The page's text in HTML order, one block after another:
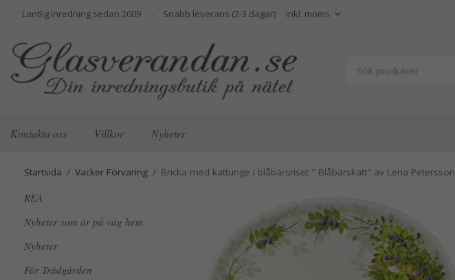
Lantlig inredning sedan 2009 Snabb leverans (2-3 dagar)
Kontakta oss Villkor Nyheter
Startsida / Vacker Förvaring / Bricka med kattunge i blåbärsriset " Blåbärskatt" av Lena Petersson
REA
Nyheter som är på väg hem
Nyheter
För Trädgården